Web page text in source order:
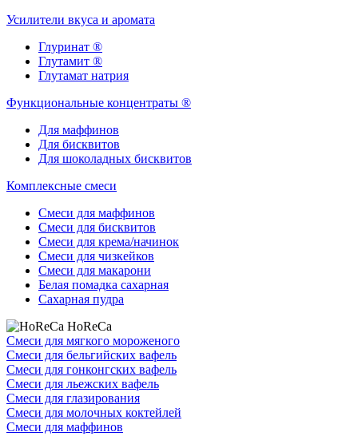
Усилители вкуса и аромата
Глуринат ®
Глутамит ®
Глутамат натрия
Функциональные концентраты ®
Для маффинов
Для бисквитов
Для шоколадных бисквитов
Комплексные смеси
Смеси для маффинов
Смеси для бисквитов
Смеси для крема/начинок
Смеси для чизкейков
Смеси для макарони
Белая помадка сахарная
Сахарная пудра
HoReCa
Смеси для мягкого мороженого
Смеси для бельгийских вафель
Смеси для гонконгских вафель
Смеси для льежских вафель
Смеси для глазирования
Смеси для молочных коктейлей
Смеси для маффинов